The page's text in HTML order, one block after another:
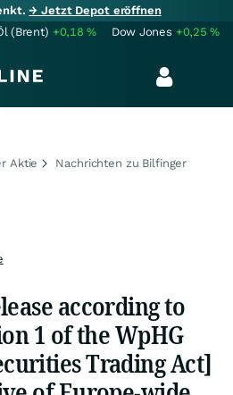
→ Jetzt Depot eröffnen
(Brent) +0,18% Dow Jones +0,25%
Aktie Nachrichten zu Bilfinger
according to
1 of the WpHG
Trading Act]